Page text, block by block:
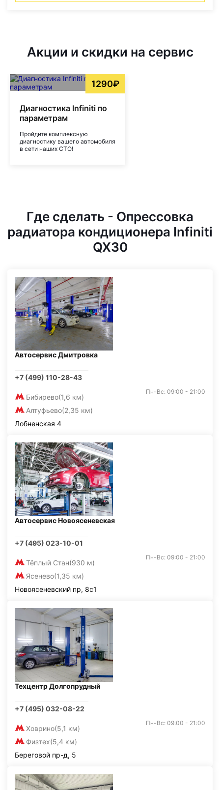
Акции и скидки на сервис
1290₽
Диагностика Infiniti по
параметрам
Пройдите комплексную
диагностику вашего автомобиля
в сети наших СТО!
Где сделать - Опрессовка
радиатора кондиционера Infiniti
QX30
Автосервис Дмитровка
+7 (499) 110-28-43
Бибирево(1,6 км)
Алтуфьево(2,35 км)
Пн-Вс: 09:00 - 21:00
Лобненская 4
Автосервис Новоясеневская
+7 (495) 023-10-01
Тёплый Стан(930 м)
Ясенево(1,35 км)
Пн-Вс: 09:00 - 21:00
Новоясеневский пр, 8с1
Техцентр Долгопрудный
+7 (495) 032-08-22
Ховрино(5,1 км)
Физтех(5,4 км)
Пн-Вс: 09:00 - 21:00
Береговой пр-д, 5